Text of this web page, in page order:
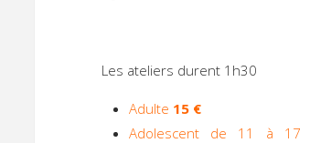
Les ateliers durent 1h30
Adulte 15 €
Adolescent de 11 à 17